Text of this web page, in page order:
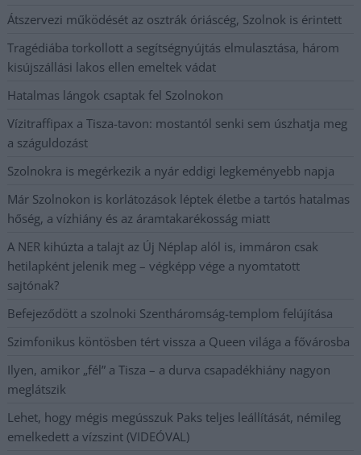
Átszervezi működését az osztrák óriáscég, Szolnok is érintett
Tragédiába torkollott a segítségnyújtás elmulasztása, három
kisújszállási lakos ellen emeltek vádat
Hatalmas lángok csaptak fel Szolnokon
Vízitraffipax a Tisza-tavon: mostantól senki sem úszhatja meg
a száguldozást
Szolnokra is megérkezik a nyár eddigi legkeményebb napja
Már Szolnokon is korlátozások léptek életbe a tartós hatalmas
hőség, a vízhiány és az áramtakarékosság miatt
A NER kihúzta a talajt az Új Néplap alól is, immáron csak
hetilapként jelenik meg – végképp vége a nyomtatott
sajtónak?
Befejeződött a szolnoki Szentháromság-templom felújítása
Szimfonikus köntösben tért vissza a Queen világa a fővárosba
Ilyen, amikor „fél” a Tisza – a durva csapadékhiány nagyon
meglátszik
Lehet, hogy mégis megússzuk Paks teljes leállítását, némileg
emelkedett a vízszint (VIDEÓVAL)